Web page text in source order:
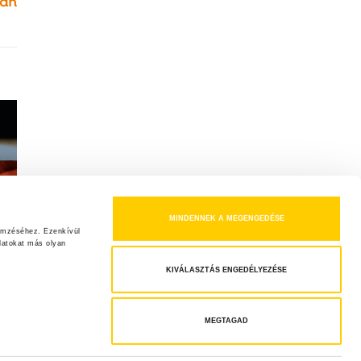
Ezenkívül
más olyan
MINDENNEK A MEGENGEDÉSE
KIVÁLASZTÁS ENGEDÉLYEZÉSE
MEGTAGAD